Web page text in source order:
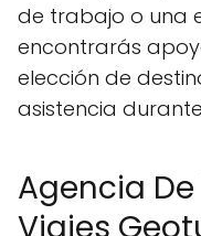
de trabajo o una
encontrarás
elección de
asistencia
Agencia